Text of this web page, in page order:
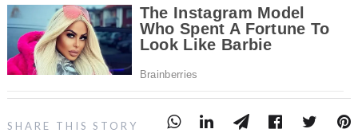
SHARE THIS STORY